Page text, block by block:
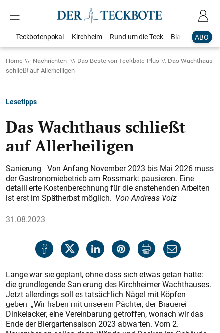
ABO
Teckbotenpokal Kirchheim Rund um die Teck Blaulicht
Home Nachrichten Das Beste von Teckbote-Plus
Das Wachthaus
schließt auf Allerheiligen
Lesetipps
Das Wachthaus schließt
auf Allerheiligen
Sanierung Von Anfang November 2023 bis Mai 2026 muss
der Gastronomiebetrieb am Rossmarkt pausieren. Eine
detaillierte Kostenberechnung für die anstehenden Arbeiten
ist erst im Spätherbst möglich. Von Andreas Volz
31.08.2023
Lange war sie geplant, ohne dass sich etwas getan hätte:
die grundlegende Sanierung des Kirchheimer Wachthauses.
Jetzt allerdings soll es tatsächlich Nägel mit Köpfen
geben. „Wir haben mit unserem Pächter, der Brauerei
Dinkelacker, eine Vereinbarung getroffen, wonach wir das
Ende der Biergartensaison 2023 abwarten. Vom 2.